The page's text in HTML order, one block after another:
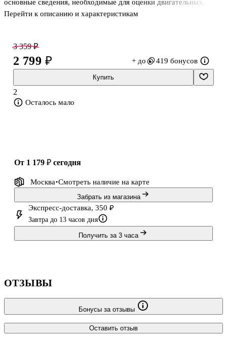
основные сведения, необходимые для оценки двигательных,
чувствительных и вегетативных нарушений. Издание адресовано
системы. Оно подойдёт тем, кому нужен компактный,
практический и последовательно изложенный материал для
учёбы, приёма пациентов и повторения ключевых разделов
общей невропатологии.
О чём книга
Перейти к описанию и характеристикам
3 359 ₽
2 799 ₽ + до 419 бонусов
Купить
2
Осталось мало
от 1 179 ₽ сегодня
Москва Смотреть наличие на карте
Забрать из магазина
Экспресс-доставка, 350 ₽
Завтра до 13 часов дня
Получить за 3 часа
ОТЗЫВЫ
Бонусы за отзывы
Оставить отзыв